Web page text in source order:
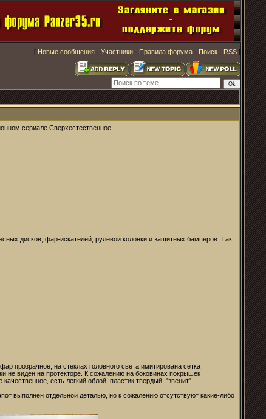
[ Новые сообщения · Участники · Правила форума · Поиск · RSS ]
сериале Сверхестественное.
дисков, фар-искателей, рулевой колонки и защитных бамперов. Так
прозрачное, на стеклах головного света имитирована сетка
виден на протекторе. К сожалению на боковинах покрышек
есть легкий облой, пластик твердый, "звенит".
выполнен отдельной деталью, но к сожалению отсутствуют какие-либо